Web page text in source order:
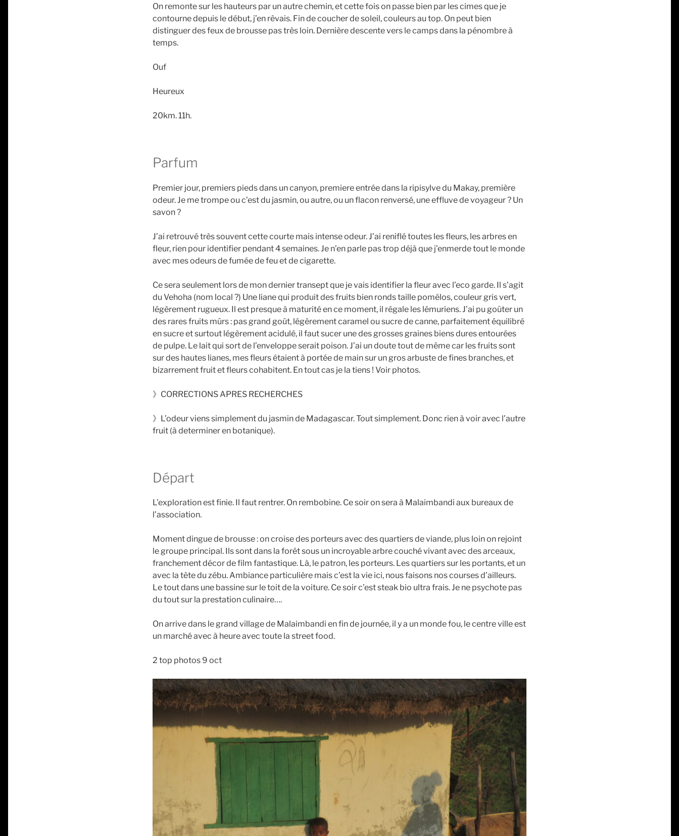
On remonte sur les hauteurs par un autre chemin, et cette fois on passe bien par les cimes que je
contourne depuis le début, j’en rêvais. Fin de coucher de soleil, couleurs au top. On peut bien
distinguer des feux de brousse pas très loin. Dernière descente vers le camps dans la pénombre à
temps.
Ouf
Heureux
20km. 11h.
Parfum
Premier jour, premiers pieds dans un canyon, premiere entrée dans la ripisylve du Makay, première
odeur. Je me trompe ou c’est du jasmin, ou autre, ou un flacon renversé, une effluve de voyageur ? Un
savon ?
J’ai retrouvé très souvent cette courte mais intense odeur. J’ai reniflé toutes les fleurs, les arbres en
fleur, rien pour identifier pendant 4 semaines. Je n’en parle pas trop déjà que j’enmerde tout le monde
avec mes odeurs de fumée de feu et de cigarette.
Ce sera seulement lors de mon dernier transept que je vais identifier la fleur avec l’eco garde. Il s’agit
du Vehoha (nom local ?) Une liane qui produit des fruits bien ronds taille pomélos, couleur gris vert,
légèrement rugueux. Il est presque à maturité en ce moment, il régale les lémuriens. J’ai pu goûter un
des rares fruits mûrs : pas grand goût, légèrement caramel ou sucre de canne, parfaitement équilibré
en sucre et surtout légèrement acidulé, il faut sucer une des grosses graines biens dures entourées
de pulpe. Le lait qui sort de l’enveloppe serait poison. J’ai un doute tout de même car les fruits sont
sur des hautes lianes, mes fleurs étaient à portée de main sur un gros arbuste de fines branches, et
bizarrement fruit et fleurs cohabitent. En tout cas je la tiens ! Voir photos.
》CORRECTIONS APRES RECHERCHES
》L’odeur viens simplement du jasmin de Madagascar. Tout simplement. Donc rien à voir avec l’autre
fruit (à determiner en botanique).
Départ
L’exploration est finie. Il faut rentrer. On rembobine. Ce soir on sera à Malaimbandi aux bureaux de
l’association.
Moment dingue de brousse : on croise des porteurs avec des quartiers de viande, plus loin on rejoint
le groupe principal. Ils sont dans la forêt sous un incroyable arbre couché vivant avec des arceaux,
franchement décor de film fantastique. Là, le patron, les porteurs. Les quartiers sur les portants, et un
avec la tête du zébu. Ambiance particulière mais c’est la vie ici, nous faisons nos courses d’ailleurs.
Le tout dans une bassine sur le toit de la voiture. Ce soir c’est steak bio ultra frais. Je ne psychote pas
du tout sur la prestation culinaire….
On arrive dans le grand village de Malaimbandi en fin de journée, il y a un monde fou, le centre ville est
un marché avec à heure avec toute la street food.
2 top photos 9 oct